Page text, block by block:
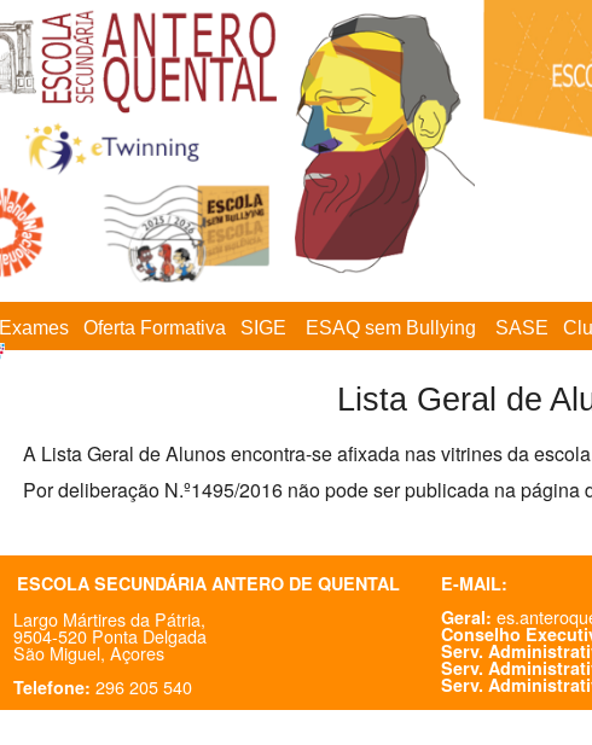
Exames Oferta Formativa SIGE ESAQ sem Bullying SASE
Lista Geral de
A Lista Geral de Alunos encontra-se afixada nas vitrines da
Por deliberação N.º1495/2016 não pode ser publicada na página
ESCOLA SECUNDÁRIA ANTERO DE QUENTAL
Largo Mártires da Pátria,
9504-520 Ponta Delgada
São Miguel, Açores
Telefone: 296 205 540
E-MAIL:
Geral:
Conselho
Serv.
Serv.
Serv.